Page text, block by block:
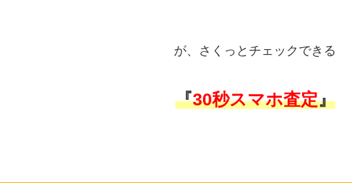
が、さくっとチェックできる
『30秒スマホ査定』